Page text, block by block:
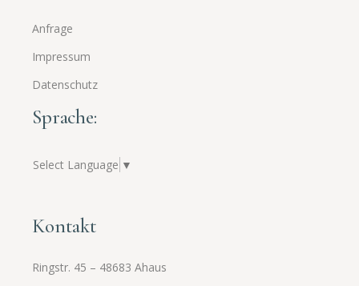
Anfrage
Impressum
Datenschutz
Sprache:
Select Language ▼
Kontakt
Ringstr. 45 – 48683 Ahaus